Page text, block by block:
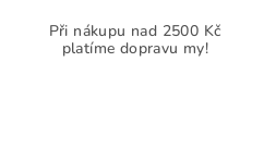
Při nákupu nad 2500 Kč
platíme dopravu my!